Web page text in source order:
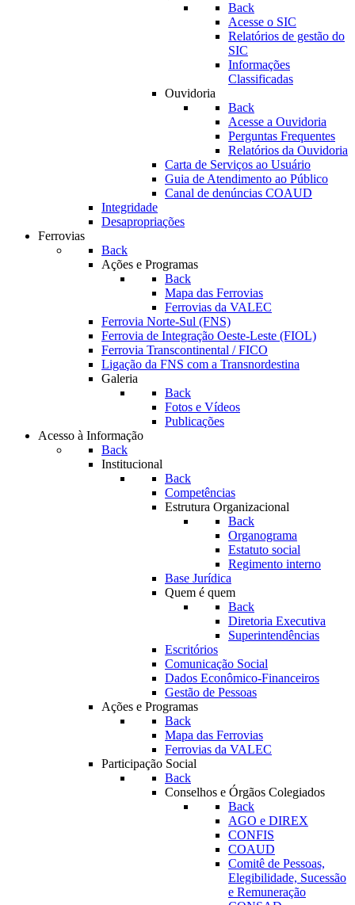
Back
Acesse o SIC
Relatórios de gestão do
SIC
Informações
Classificadas
Ouvidoria
Back
Acesse a Ouvidoria
Perguntas Frequentes
Relatórios da Ouvidoria
Carta de Serviços ao Usuário
Guia de Atendimento ao Público
Canal de denúncias COAUD
Integridade
Desapropriações
Ferrovias
Back
Ações e Programas
Back
Mapa das Ferrovias
Ferrovias da VALEC
Ferrovia Norte-Sul (FNS)
Ferrovia de Integração Oeste-Leste (FIOL)
Ferrovia Transcontinental / FICO
Ligação da FNS com a Transnordestina
Galeria
Back
Fotos e Vídeos
Publicações
Acesso à Informação
Back
Institucional
Back
Competências
Estrutura Organizacional
Back
Organograma
Estatuto social
Regimento interno
Base Jurídica
Quem é quem
Back
Diretoria Executiva
Superintendências
Escritórios
Comunicação Social
Dados Econômico-Financeiros
Gestão de Pessoas
Ações e Programas
Back
Mapa das Ferrovias
Ferrovias da VALEC
Participação Social
Back
Conselhos e Órgãos Colegiados
Back
AGO e DIREX
CONFIS
COAUD
Comitê de Pessoas,
Elegibilidade, Sucessão
e Remuneração